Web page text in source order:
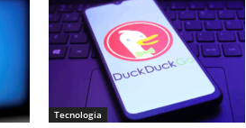
Tecnologia